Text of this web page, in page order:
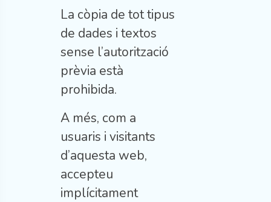
La còpia de tot tipus
de dades i textos
sense l’autorització
prèvia està
prohibida.
A més, com a
usuaris i visitants
d’aquesta web,
accepteu
implícitament